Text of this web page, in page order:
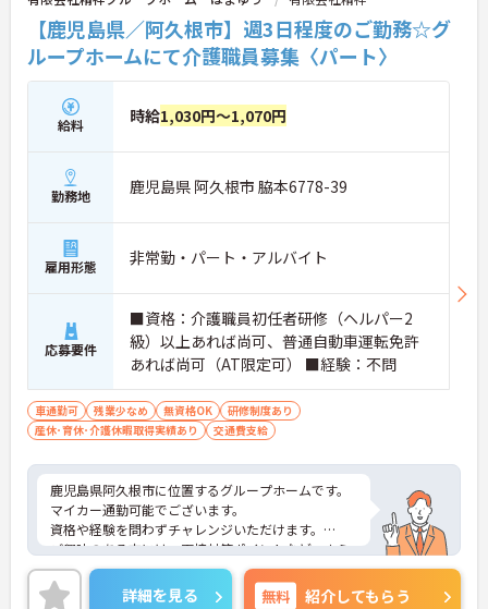
【鹿児島県／阿久根市】週3日程度のご勤務☆グ
ループホームにて介護職員募集〈パート〉
給料 時給1,030円～1,070円
勤務地 鹿児島県 阿久根市 脇本6778-39
雇用形態 非常勤・パート・アルバイト
応募要件
■資格：介護職員初任者研修（ヘルパー2
級）以上あれば尚可、普通自動車運転免許
あれば尚可（AT限定可） ■経験：不問
車通勤可 残業少なめ 無資格OK
研修制度あり
産休･育休･介護休暇取得実績あり
交通費支給
鹿児島県阿久根市に位置するグループホームです。
マイカー通勤可能でございます。
資格や経験を問わずチャレンジいただけます。
ご興味のある方には、面接対策ポイントなど、さら
に詳細をお話しいたしますのでお気軽にご相談くだ
さい！
詳細を見る 無料 紹介してもらう